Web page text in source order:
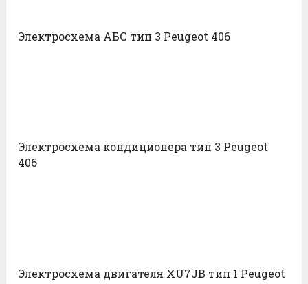
Электросхема АБС тип 3 Peugeot 406
Электросхема кондиционера тип 3 Peugeot
406
Электросхема двигателя XU7JB тип 1 Peugeot